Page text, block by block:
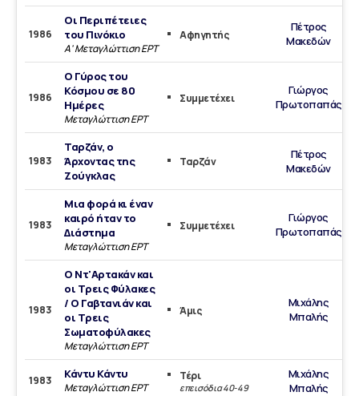
1986
Οι Περιπέτειες
του Πινόκιο
Α' Μεταγλώττιση ΕΡΤ
Αφηγητής
Πέτρος
Μακεδών
1986
Ο Γύρος του
Κόσμου σε 80
Ημέρες
Μεταγλώττιση ΕΡΤ
Συμμετέχει
Γιώργος
Πρωτοπαπάς
1983
Ταρζάν, ο
Άρχοντας της
Ζούγκλας
Ταρζάν
Πέτρος
Μακεδών
1983
Μια φορά κι έναν
καιρό ήταν το
Διάστημα
Μεταγλώττιση ΕΡΤ
Συμμετέχει
Γιώργος
Πρωτοπαπάς
1983
Ο Ντ'Αρτακάν και
οι Τρεις Φύλακες
/ Ο Γαβτανιάν και
οι Τρεις
Σωματοφύλακες
Μεταγλώττιση ΕΡΤ
Άμις
Μιχάλης
Μπαλής
1983 Κάντυ Κάντυ
Μεταγλώττιση ΕΡΤ
Τέρι
επεισόδια 40-49
Μιχάλης
Μπαλής